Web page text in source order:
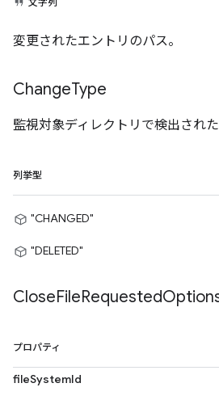
変更されたエントリのパス。
ChangeType
監視対象ディレクトリで検出された
列挙型
"CHANGED"
"DELETED"
CloseFileRequested
プロパティ
fileSystemId